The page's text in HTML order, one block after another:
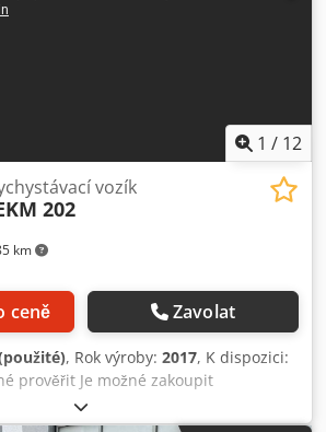
1 / 12
km
vozík
202
ceně Zavolat
, Rok výroby: 2017, K dispozici:
prověřit Je možné zakoupit
vozíky s novou sadou baterií
3.500 EUR nebo s použitými